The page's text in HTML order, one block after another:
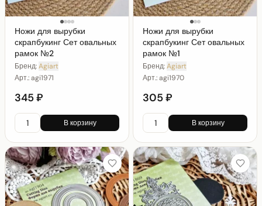
Ножи для вырубки
скрапбукинг Сет овальных
рамок №2
Бренд:Agiart
Арт.:agi1971
345 ₽
В корзину
Ножи для вырубки
скрапбукинг Сет овальных
рамок №1
Бренд:Agiart
Арт.:agi1970
305 ₽
В корзину